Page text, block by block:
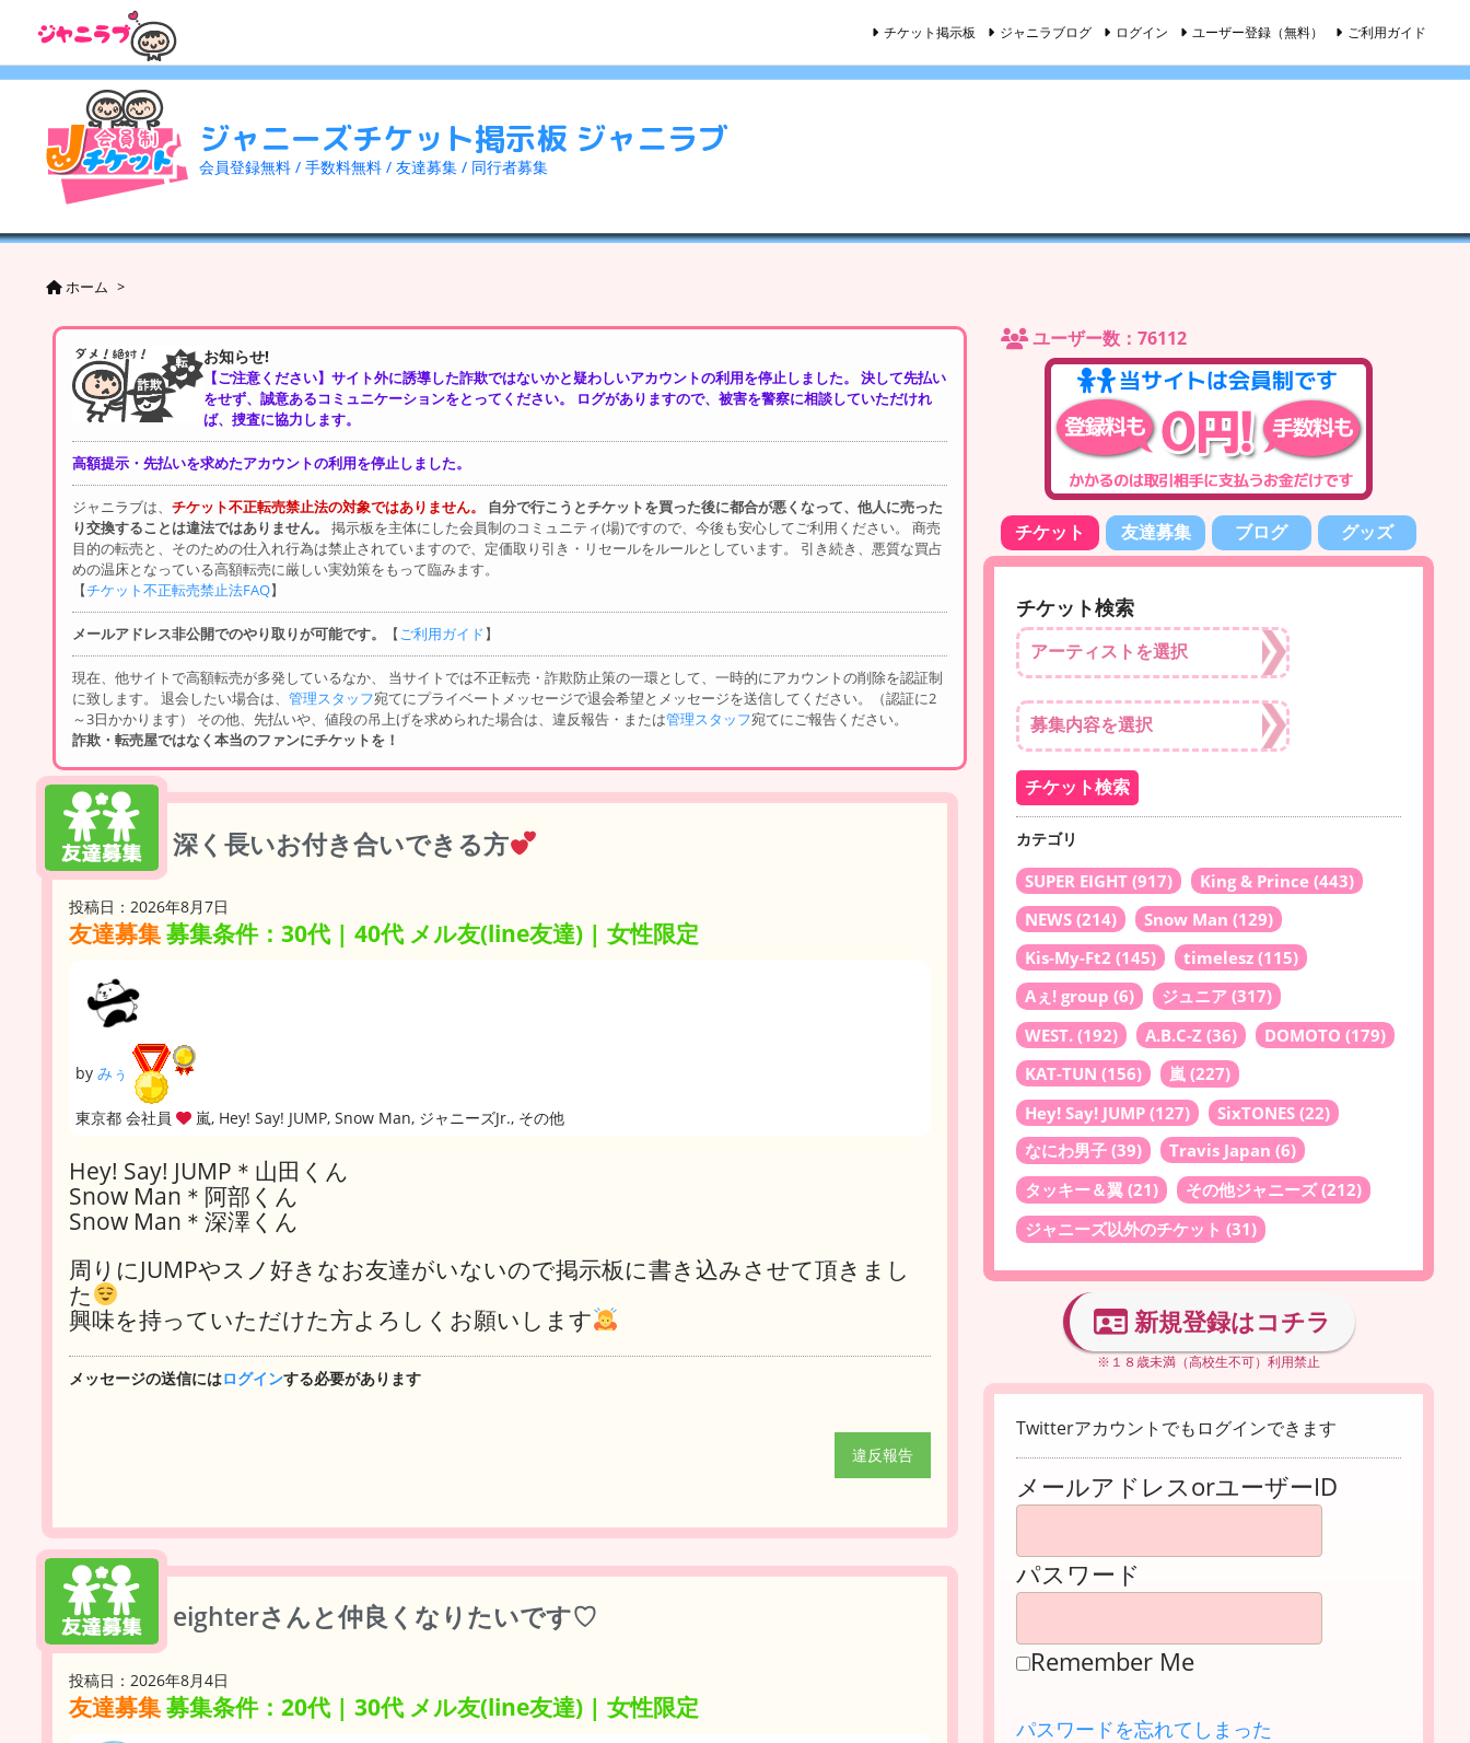
ジャニーズチケット掲示板 ジャニラブ
会員登録無料 / 手数料無料 / 友達募集 / 同行者募集
チケット掲示板 ジャニラブログ ログイン ユーザー登録（無料） ご利用ガイド
ホーム >
お知らせ!
【ご注意ください】サイト外に誘導した詐欺ではないかと疑わしいアカウントの利用を停止しました。 決して先払い
をせず、誠意あるコミュニケーションをとってください。 ログがありますので、被害を警察に相談していただけれ
ば、捜査に協力します。
高額提示・先払いを求めたアカウントの利用を停止しました。
ジャニラブは、 チケット不正転売禁止法の対象ではありません。
自分で行こうとチケットを買った後に都合が悪くなって、他人に売った
り交換することは違法ではありません。
掲示板を主体にした会員制のコミュニティ(場)ですので、今後も安心してご利用ください。 商売
目的の転売と、そのための仕入れ行為は禁止されていますので、定価取り引き・リセールをルールとしています。 引き続き、悪質な買占
めの温床となっている高額転売に厳しい実効策をもって臨みます。
【チケット不正転売禁止法FAQ】
メールアドレス非公開でのやり取りが可能です。 【ご利用ガイド】
現在、他サイトで高額転売が多発しているなか、 当サイトでは不正転売・詐欺防止策の一環として、一時的にアカウントの削除を認証制
に致します。 退会したい場合は、 管理スタッフ宛てにプライベートメッセージで退会希望とメッセージを送信してください。（認証に2
～3日かかります） その他、先払いや、値段の吊上げを求められた場合は、違反報告・または管理スタッフ宛てにご報告ください。
詐欺・転売屋ではなく本当のファンにチケットを！
深く長いお付き合いできる方
投稿日：2026年8月7日
友達募集募集条件：30代 | 40代 メル友(line友達) | 女性限定
by みぅ
東京都 会社員 嵐, Hey! Say! JUMP, Snow Man, ジャニーズJr., その他
Hey! Say! JUMP＊山田くん
Snow Man＊阿部くん
Snow Man＊深澤くん
周りにJUMPやスノ好きなお友達がいないので掲示板に書き込みさせて頂きまし
た
興味を持っていただけた方よろしくお願いします
メッセージの送信にはログインする必要があります
違反報告
eighterさんと仲良くなりたいです♡
投稿日：2026年8月4日
友達募集募集条件：20代 | 30代 メル友(line友達) | 女性限定
ユーザー数：76112
チケット 友達募集 ブログ グッズ
チケット検索
カテゴリ
SUPER EIGHT (917) King & Prince (443)
NEWS (214) Snow Man (129)
Kis-My-Ft2 (145) timelesz (115)
Aぇ! group (6) ジュニア (317)
WEST. (192) A.B.C-Z (36) DOMOTO (179)
KAT-TUN (156) 嵐 (227)
Hey! Say! JUMP (127) SixTONES (22)
なにわ男子 (39) Travis Japan (6)
タッキー＆翼 (21) その他ジャニーズ(212)
ジャニーズ以外のチケット (31)
新規登録はコチラ
※１８歳未満（高校生不可）利用禁止
Twitterアカウントでもログインできます
メールアドレスorユーザーID
パスワード
Remember Me
パスワードを忘れてしまった